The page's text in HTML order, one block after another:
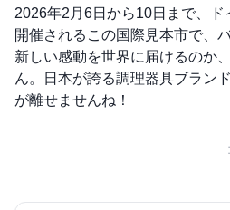
2026年2月6日から10日まで、
開催されるこの国際見本市で、
新しい感動を世界に届けるのか
ん。日本が誇る調理器具ブラン
が離せませんね！